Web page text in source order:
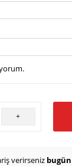
+
verirseniz bugün